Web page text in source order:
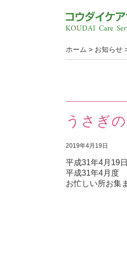
ホーム > お知らせ
うさぎ
2019年4月19日
平成31年4月19
平成31年4月度
お忙しい所お集